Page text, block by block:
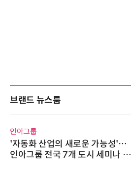
브랜드 뉴스룸
인아그룹
'자동화 산업의 새로운 가능성'…
인아그룹 전국 7개 도시 세미나 페